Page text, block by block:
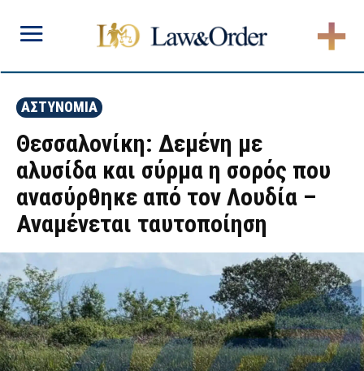
ΑΣΤΥΝΟΜΙΑ
Θεσσαλονίκη: Δεμένη με
αλυσίδα και σύρμα η σορός που
ανασύρθηκε από τον Λουδία –
Αναμένεται ταυτοποίηση